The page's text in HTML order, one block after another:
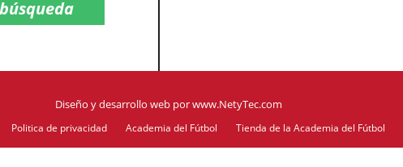
Diseño y desarrollo web porwww.NetyTec.com
Politica de privacidad Academia del Fútbol Tienda de la Academia del Fútbol